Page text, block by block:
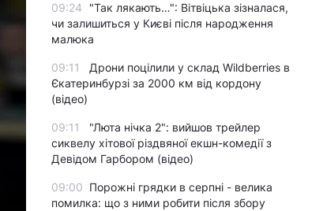
09:24
"Так лякають…": Вітвіцька зізналася,
чи залишиться у Києві після народження
малюка
09:11
Дрони поцілили у склад Wildberries в
Єкатеринбурзі за 2000 км від кордону
(відео)
09:11
"Люта нічка 2": вийшов трейлер
сиквелу хітової різдвяної екшн-комедії з
Девідом Гарбором (відео)
09:00 Порожні грядки в серпні - велика
помилка: що з ними робити після збору